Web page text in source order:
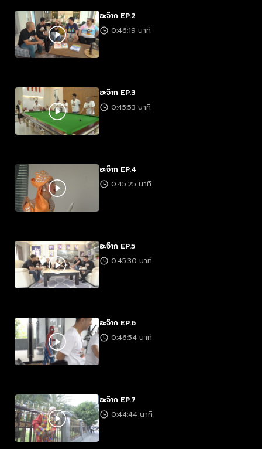
อะจ๊าก EP.2
0:46:19 นาที
อะจ๊าก EP.3
0:45:53 นาที
อะจ๊าก EP.4
0:45:25 นาที
อะจ๊าก EP.5
0:45:30 นาที
อะจ๊าก EP.6
0:46:54 นาที
อะจ๊าก EP.7
0:44:44 นาที